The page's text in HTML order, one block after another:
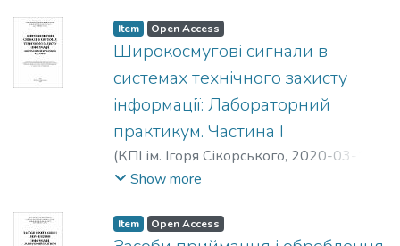
Item Open Access
Широкосмугові сигнали в
системах технічного захисту
інформації: Лабораторний
практикум. Частина І
(КПІ ім. Ігоря Сікорського, 2020-03-13
Кущ, Сергій Миколайович
Show more
Item Open Access